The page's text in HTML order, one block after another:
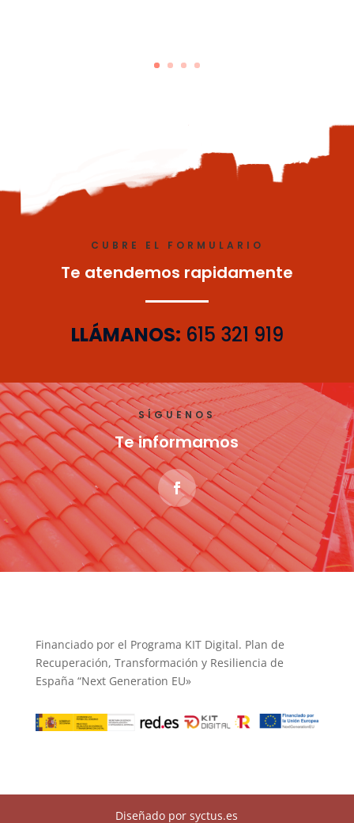
CUBRE EL FORMULARIO
Te atendemos rapidamente
LLÁMANOS: 615 321 919
SÍGUENOS
Te informamos
Financiado por el Programa KIT Digital. Plan de
Recuperación, Transformación y Resiliencia de
España “Next Generation EU»
Diseñado por syctus.es